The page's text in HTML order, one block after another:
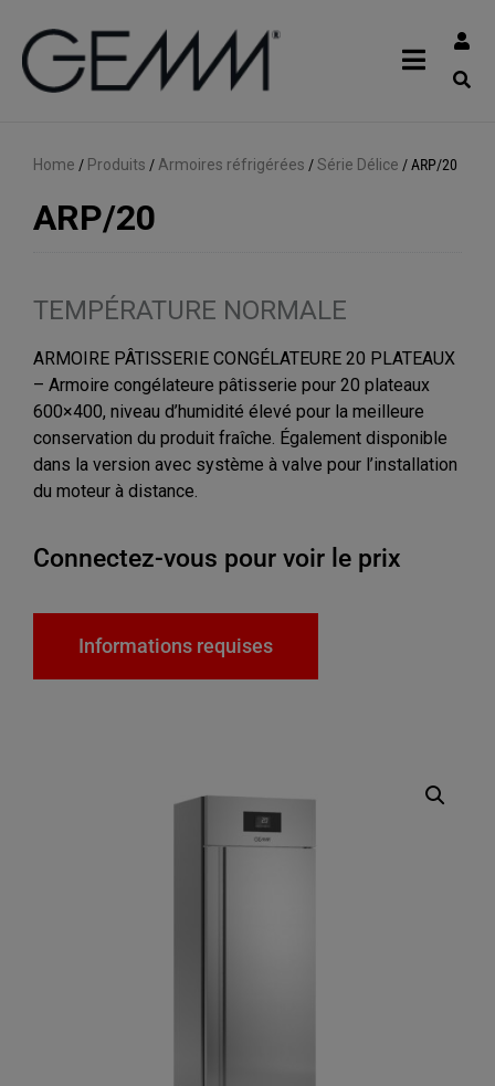
Home / Produits / Armoires réfrigérées /Série Délice /ARP/20
ARP/20
TEMPÉRATURE NORMALE
ARMOIRE PÂTISSERIE CONGÉLATEURE 20 PLATEAUX
– Armoire congélateure pâtisserie pour 20 plateaux
600×400, niveau d’humidité élevé pour la meilleure
conservation du produit fraîche. Également disponible
dans la version avec système à valve pour l’installation
du moteur à distance.
Connectez-vous pour voir le prix
Informations requises